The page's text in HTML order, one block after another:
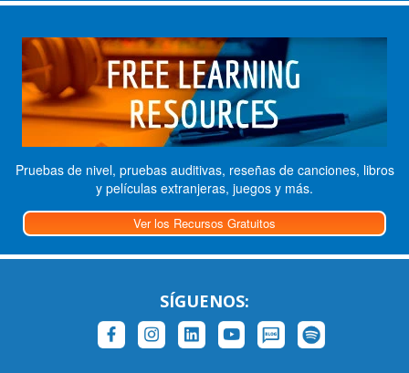
Pruebas de nivel, pruebas auditivas, reseñas de canciones, libros
y películas extranjeras, juegos y más.
Ver los Recursos Gratuitos
SÍGUENOS: